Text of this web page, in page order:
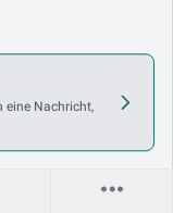
eine Nachricht,